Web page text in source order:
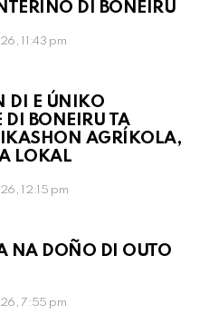
DI BONEIRU
11:43 pm
DI E ÚNIKO
DI BONEIRU TA
AGRÍKOLA,
LOKAL
12:15 pm
NA DOÑO DI OUTO
7:55 pm